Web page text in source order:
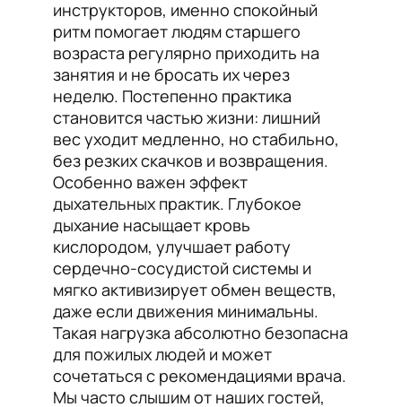
инструкторов, именно спокойный
ритм помогает людям старшего
возраста регулярно приходить на
занятия и не бросать их через
неделю. Постепенно практика
становится частью жизни: лишний
вес уходит медленно, но стабильно,
без резких скачков и возвращения.
Особенно важен эффект
дыхательных практик. Глубокое
дыхание насыщает кровь
кислородом, улучшает работу
сердечно-сосудистой системы и
мягко активизирует обмен веществ,
даже если движения минимальны.
Такая нагрузка абсолютно безопасна
для пожилых людей и может
сочетаться с рекомендациями врача.
Мы часто слышим от наших гостей,